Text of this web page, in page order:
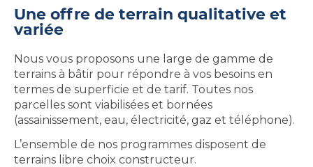
Une offre de terrain qualitative et
variée
Nous vous proposons une large de gamme de
terrains à bâtir pour répondre à vos besoins en
termes de superficie et de tarif. Toutes nos
parcelles sont viabilisées et bornées
(assainissement, eau, électricité, gaz et téléphone).
L’ensemble de nos programmes disposent de
terrains libre choix constructeur.